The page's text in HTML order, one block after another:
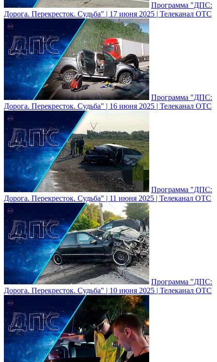
Программа "ДПС:
Дорога. Перекресток. Судьба" | 17 июня 2025 | Телеканал ОТС
Программа "ДПС:
Дорога. Перекресток. Судьба" | 16 июня 2025 | Телеканал ОТС
Программа "ДПС:
Дорога. Перекресток. Судьба" | 11 июня 2025 | Телеканал ОТС
Программа "ДПС:
Дорога. Перекресток. Судьба" | 10 июня 2025 | Телеканал ОТС